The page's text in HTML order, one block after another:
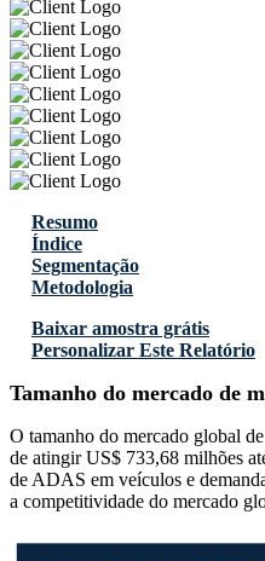
Resumo
Índice
Segmentação
Metodologia
Baixar amostra grátis
Personalizar Este Relatório
Tamanho do mercado de
O tamanho do mercado global
de atingir US$ 733,68 milhões
de ADAS em veículos e
a competitividade do mercado